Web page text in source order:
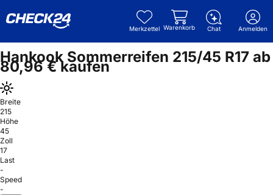
Merkzettel Warenkorb Chat Anmelden
Hankook Sommerreifen 215/45 R17 ab
80,96 € kaufen
Breite
215
Höhe
45
Zoll
17
Last
-
Speed
-